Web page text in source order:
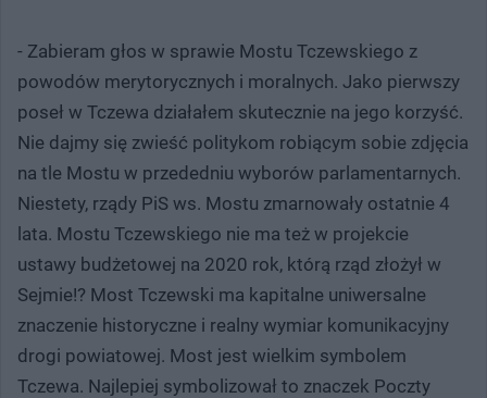
- Zabieram głos w sprawie Mostu Tczewskiego z
powodów merytorycznych i moralnych. Jako pierwszy
poseł w Tczewa działałem skutecznie na jego korzyść.
Nie dajmy się zwieść politykom robiącym sobie zdjęcia
na tle Mostu w przededniu wyborów parlamentarnych.
Niestety, rządy PiS ws. Mostu zmarnowały ostatnie 4
lata. Mostu Tczewskiego nie ma też w projekcie
ustawy budżetowej na 2020 rok, którą rząd złożył w
Sejmie!? Most Tczewski ma kapitalne uniwersalne
znaczenie historyczne i realny wymiar komunikacyjny
drogi powiatowej. Most jest wielkim symbolem
Tczewa. Najlepiej symbolizował to znaczek Poczty